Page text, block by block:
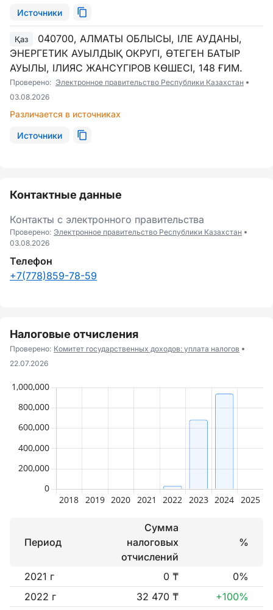
Источники
Қаз
040700, АЛМАТЫ ОБЛЫСЫ, ІЛЕ АУДАНЫ,
ЭНЕРГЕТИК АУЫЛДЫҚ ОКРУГІ, ӨТЕГЕН БАТЫР
АУЫЛЫ, ІЛИЯС ЖАНСҮГІРОВ КӨШЕСІ, 148 ҒИМ.
Проверено: Электронное правительство Республики Казахстан
03.08.2026
Различается в источниках
Источники
Контактные данные
Контакты с электронного правительства
Проверено: Электронное правительство Республики Казахстан
03.08.2026
Телефон
+7(778)859-78-59
Налоговые отчисления
Проверено: Комитет государственных доходов: уплата налогов
22.07.2026
Период
Сумма
налоговых
отчислений
%
2021 г 0 ₸
0%
2022 г
32 470 ₸
+100%